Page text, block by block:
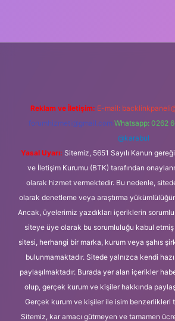
Reklam ve İletişim: E-mail:
forumhizmeti@gmail.com Whatsapp: 0262
@karabul
Yasal Uyarı: Sitemiz, 5651 Sayılı Kanun
ve İletişim Kurumu (BTK) tarafından
olarak hizmet vermektedir. Bu nedenle,
olarak denetleme veya araştırma
Ancak, üyelerimiz yazdıkları içeriklerin
siteye üye olarak bu sorumluluğu kabul etmiş
sitesi, herhangi bir marka, kurum veya şahıs
bulunmamaktadır. Sitede yalnızca kendi
paylaşılmaktadır. Burada yer alan içerikler
olup, gerçek kurum ve kişiler hakkında
Gerçek kurum ve kişiler ile isim benzerlikleri
Sitemiz, kar amacı gütmeyen ve tamamen